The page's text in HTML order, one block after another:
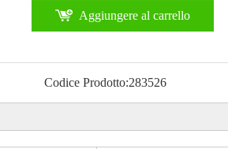
Aggiungere al carrello
Codice Prodotto:283526